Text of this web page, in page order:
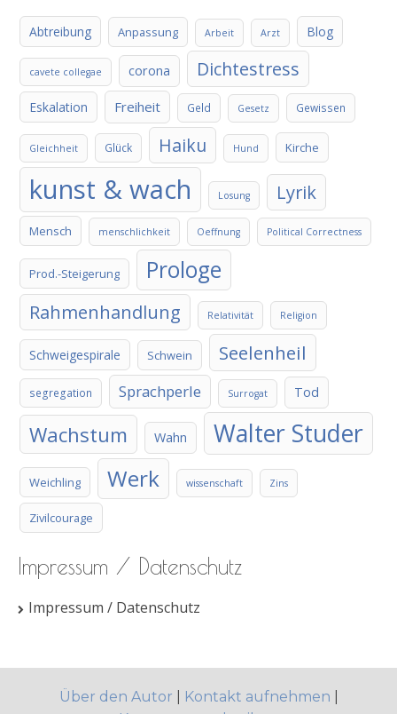
Abtreibung Anpassung Arbeit Arzt Blog
cavete collegae corona Dichtestress
Eskalation Freiheit Geld Gesetz Gewissen
Gleichheit Glück Haiku Hund Kirche
kunst & wach Losung Lyrik
Mensch menschlichkeit Oeffnung Political Correctness
Prod.-Steigerung Prologe
Rahmenhandlung Relativität Religion
Schweigespirale Schwein Seelenheil
segregation Sprachperle Surrogat Tod
Wachstum Wahn Walter Studer
Weichling Werk wissenschaft Zins
Zivilcourage
Impressum / Datenschutz
Impressum / Datenschutz
Über den Autor Kontakt aufnehmen